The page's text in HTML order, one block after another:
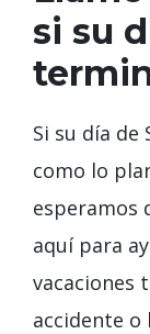
si su
Si su día de
como lo
esperamos
aquí para
vacaciones
accidente o